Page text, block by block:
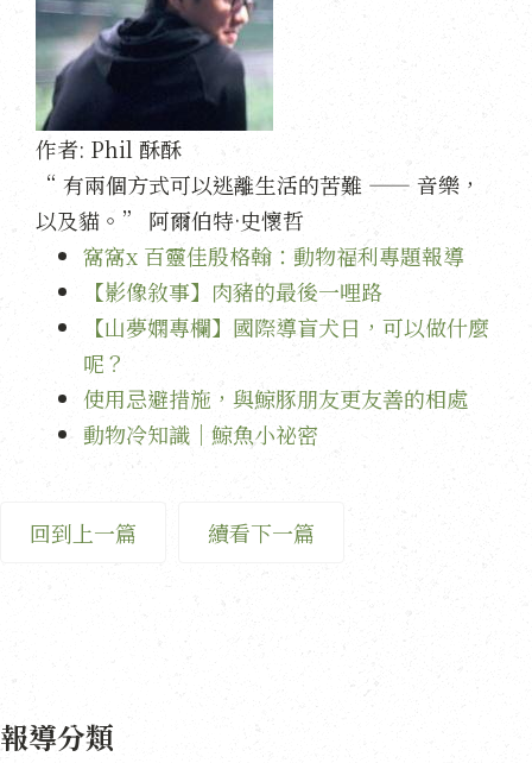
作者: Phil 酥酥
“ 有兩個方式可以逃離生活的苦難 —— 音樂，
以及貓。” 阿爾伯特·史懷哲
窩窩x 百靈佳殷格翰：動物福利專題報導
【影像敘事】肉豬的最後一哩路
【山夢嫻專欄】國際導盲犬日，可以做什麼
呢？
使用忌避措施，與鯨豚朋友更友善的相處
動物冷知識｜鯨魚小祕密
回到上一篇 續看下一篇
報導分類